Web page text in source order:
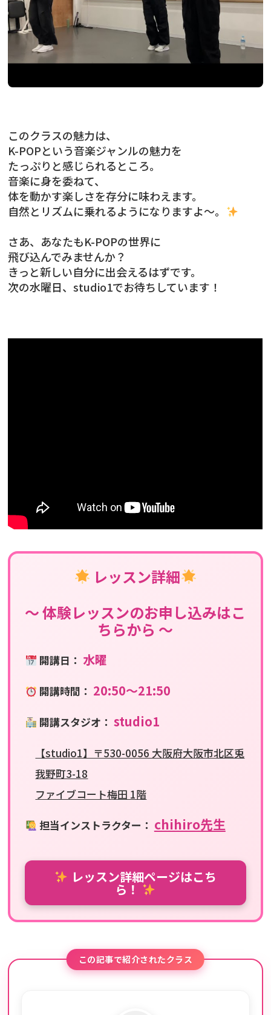
このクラスの魅力は、
K-POPという音楽ジャンルの魅力を
たっぷりと感じられるところ。
音楽に身を委ねて、
体を動かす楽しさを存分に味わえます。
自然とリズムに乗れるようになりますよ〜。
さあ、あなたもK-POPの世界に
飛び込んでみませんか？
きっと新しい自分に出会えるはずです。
次の水曜日、studio1でお待ちしています！
レッスン詳細
〜 体験レッスンのお申し込みはこ
ちらから 〜
開講日： 水曜
開講時間： 20:50〜21:50
開講スタジオ： studio1
【studio1】〒530-0056 大阪府大阪市北区兎
我野町3-18
ファイブコート梅田 1階
担当インストラクター： chihiro先生
レッスン詳細ページはこち
ら！
この記事で紹介されたクラス